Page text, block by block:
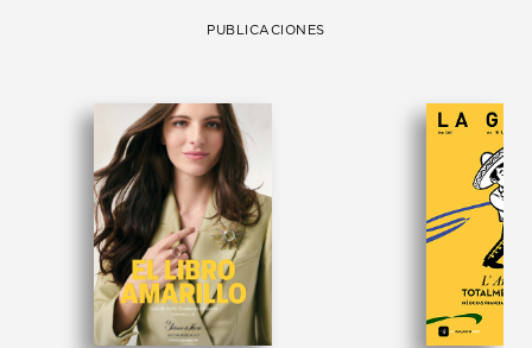
PUBLICACIONES